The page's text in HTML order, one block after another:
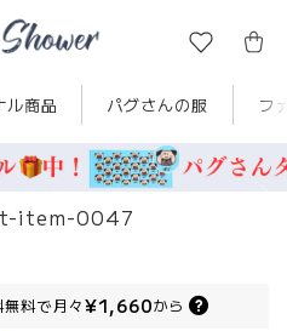
ル商品 パグさんの服 フ
0047
無料で月々¥1,660から